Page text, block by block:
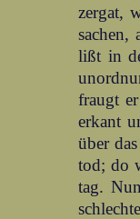
zergat,
sachen,
lißt in
fraugt
erkant
über
tod; do
tag.